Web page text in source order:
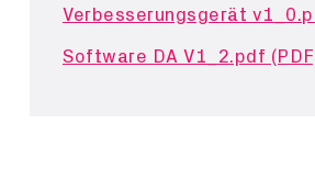
Verbesserungsgerät
Software DA V1_2.pdf